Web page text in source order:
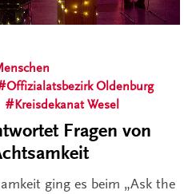
Offizialatsbezirk Oldenburg
Kreisdekanat Wesel
Fragen von
ging es beim „Ask the